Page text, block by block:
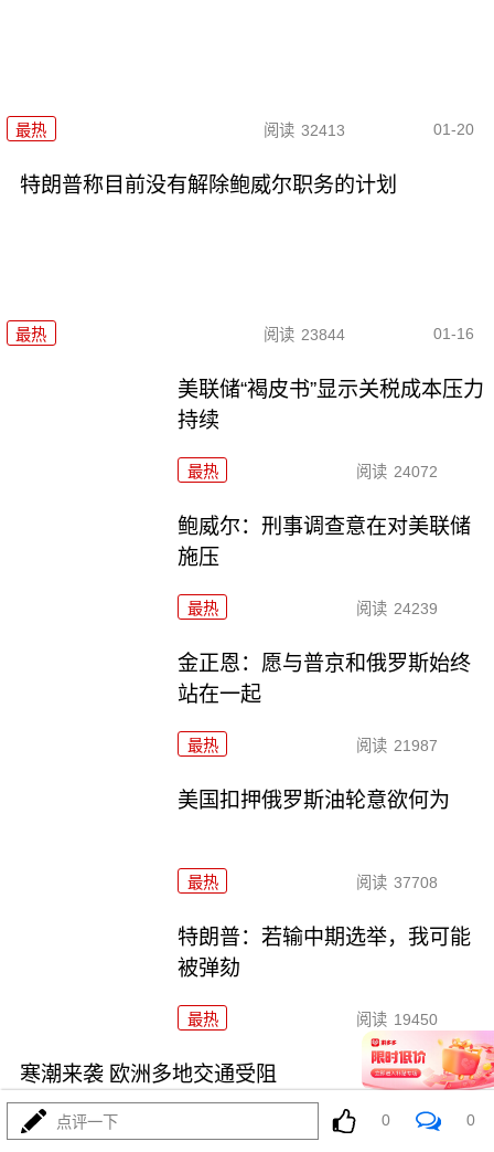
最热 阅读 32413 01-20
特朗普称目前没有解除鲍威尔职务的计划
最热 阅读 23844 01-16
美联储“褐皮书”显示关税成本压力
持续
最热 阅读 24072
鲍威尔：刑事调查意在对美联储
施压
最热 阅读 24239
金正恩：愿与普京和俄罗斯始终
站在一起
最热 阅读 21987
美国扣押俄罗斯油轮意欲何为
最热 阅读 37708
特朗普：若输中期选举，我可能
被弹劾
最热 阅读 19450
寒潮来袭 欧洲多地交通受阻
点评一下 0 0